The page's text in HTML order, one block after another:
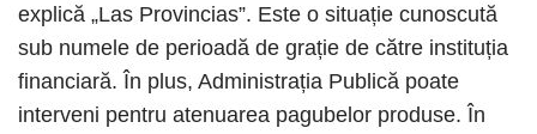
explică „Las Provincias”. Este o situație cunoscută
sub numele de perioadă de grație de către instituția
financiară. În plus, Administrația Publică poate
interveni pentru atenuarea pagubelor produse. În